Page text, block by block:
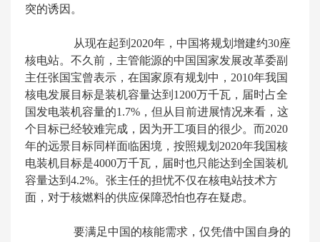
突的诱因。
从现在起到2020年，中国将规划增建约30座
核电站。不久前，主管能源的中国国家发展改革委副
主任张国宝曾表示，在国家原有规划中，2010年我国
核电发展目标是装机容量达到1200万千瓦，届时占全
国发电装机容量的1.7%，但从目前进展情况来看，这
个目标已经较难完成，因为开工项目的很少。而2020
年的远景目标同样面临困境，按照规划2020年我国核
电装机目标是4000万千瓦，届时也只能达到全国装机
容量达到4.2%。张主任的担忧不仅在核电站技术方
面，对于核燃料的供应保障恐怕也存在疑虑。
要满足中国的核能需求，仅凭借中国自身的